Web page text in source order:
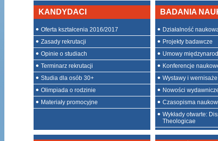
KANDYDACI
Oferta kształcenia 2016/2017
Zasady rekrutacji
Opinie o studiach
Terminarz rekrutacji
Studia dla osób 30+
Olimpiada o rodzinie
Materiały promocyjne
BADANIA
Działalność
Projekty badawcze
Umowy
Konferencje
Wystawy i wernisaże
Nowości
Czasopisma
Wykłady otwarte:
Theologicae